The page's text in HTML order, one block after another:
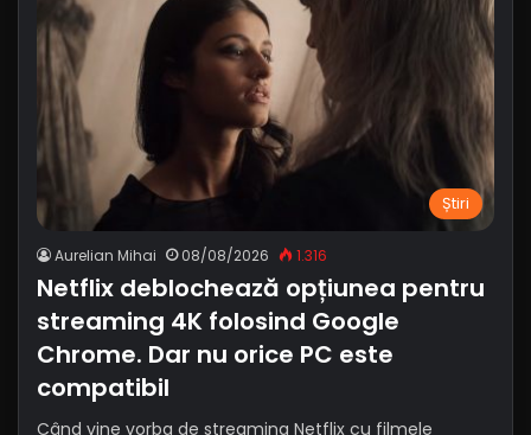
Știri
Aurelian Mihai 08/08/2026 1.316
Netflix deblochează opțiunea pentru
streaming 4K folosind Google
Chrome. Dar nu orice PC este
compatibil
Când vine vorba de streaming Netflix cu filmele